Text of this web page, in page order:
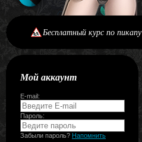
Бесплатный курс по пикапу
Мой аккаунт
E-mail:
Пароль:
Забыли пароль? Напомнить